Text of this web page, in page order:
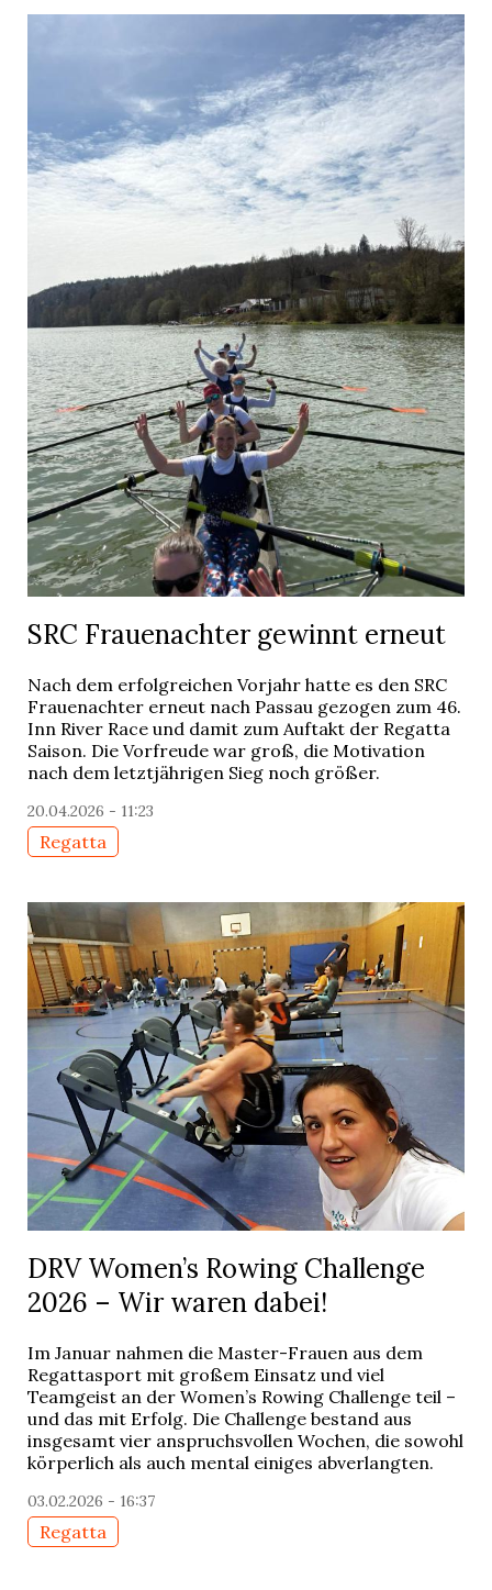
SRC Frauenachter gewinnt erneut
Nach dem erfolgreichen Vorjahr hatte es den SRC
Frauenachter erneut nach Passau gezogen zum 46.
Inn River Race und damit zum Auftakt der Regatta
Saison. Die Vorfreude war groß, die Motivation
nach dem letztjährigen Sieg noch größer.
20.04.2026 - 11:23
Regatta
DRV Women’s Rowing Challenge
2026 – Wir waren dabei!
Im Januar nahmen die Master-Frauen aus dem
Regattasport mit großem Einsatz und viel
Teamgeist an der Women’s Rowing Challenge teil –
und das mit Erfolg. Die Challenge bestand aus
insgesamt vier anspruchsvollen Wochen, die sowohl
körperlich als auch mental einiges abverlangten.
03.02.2026 - 16:37
Regatta